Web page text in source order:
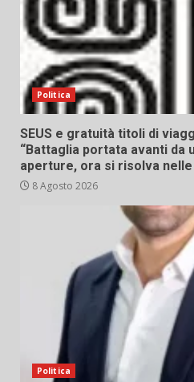
Politica
SEUS e gratuità titoli di
“Battaglia portata avanti da
aperture, ora si risolva
8 Agosto 2026
Politica